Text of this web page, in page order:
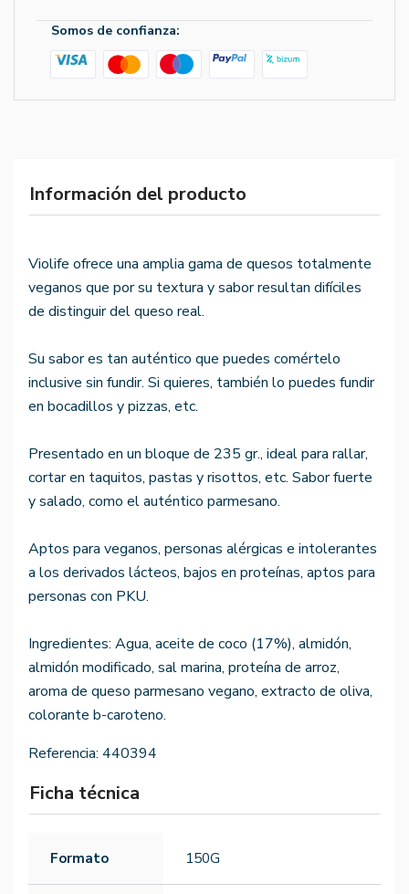
Somos de confianza:
Información del producto
Violife ofrece una amplia gama de quesos totalmente
veganos que por su textura y sabor resultan difíciles
de distinguir del queso real.
Su sabor es tan auténtico que puedes comértelo
inclusive sin fundir. Si quieres, también lo puedes fundir
en bocadillos y pizzas, etc.
Presentado en un bloque de 235 gr., ideal para rallar,
cortar en taquitos, pastas y risottos, etc. Sabor fuerte
y salado, como el auténtico parmesano.
Aptos para veganos, personas alérgicas e intolerantes
a los derivados lácteos, bajos en proteínas, aptos para
personas con PKU.
Ingredientes: Agua, aceite de coco (17%), almidón,
almidón modificado, sal marina, proteína de arroz,
aroma de queso parmesano vegano, extracto de oliva,
colorante b-caroteno.
Referencia: 440394
Ficha técnica
Formato 150G